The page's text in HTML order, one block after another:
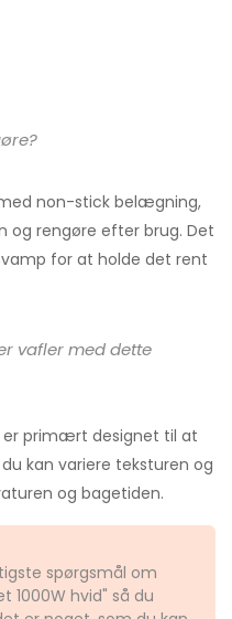
non-stick belægning,
og rengøre efter brug. Det
for at holde det rent
vafler med dette
primært designet til at
kan variere teksturen og
og bagetiden.
spørgsmål om
1000W hvid" så du